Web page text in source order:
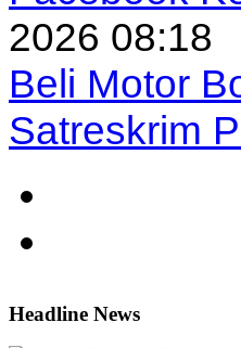
2026 08:18
Beli Motor
Satreskrim
Headline News